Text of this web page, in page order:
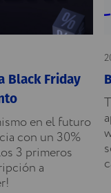
Black Friday
en el futuro
con un 30%
3 primeros
a